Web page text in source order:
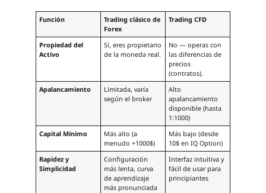
Función
Trading clásico de
Forex
Trading CFD
Propiedad del
Activo
Sí, eres propietario
de la moneda real.
No — operas con
las diferencias de
precios
(contratos).
Apalancamiento
Limitada, varía
según el broker
Alto
apalancamiento
disponible (hasta
1:1000)
Capital Mínimo
Más alto (a
menudo +1000$)
Más bajo (desde
10$ en IQ Option)
Rapidez y
Simplicidad
Configuración
más lenta, curva
de aprendizaje
más pronunciada
Interfaz intuitiva y
fácil de usar para
principiantes